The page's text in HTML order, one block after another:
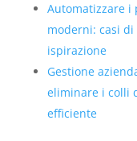
Automatizzare i
moderni: casi
ispirazione
Gestione
eliminare i colli
efficiente